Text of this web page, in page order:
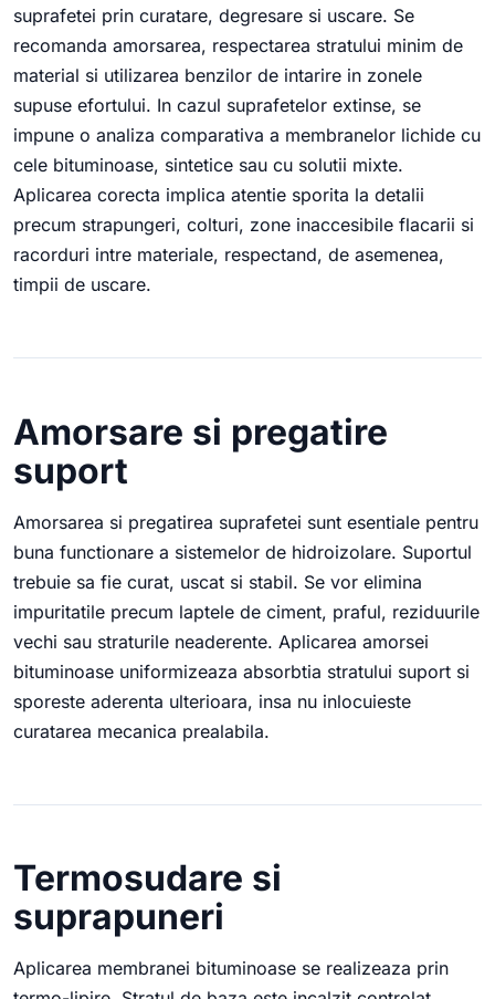
suprafetei prin curatare, degresare si uscare. Se
recomanda amorsarea, respectarea stratului minim de
material si utilizarea benzilor de intarire in zonele
supuse efortului. In cazul suprafetelor extinse, se
impune o analiza comparativa a membranelor lichide cu
cele bituminoase, sintetice sau cu solutii mixte.
Aplicarea corecta implica atentie sporita la detalii
precum strapungeri, colturi, zone inaccesibile flacarii si
racorduri intre materiale, respectand, de asemenea,
timpii de uscare.
Amorsare si pregatire
suport
Amorsarea si pregatirea suprafetei sunt esentiale pentru
buna functionare a sistemelor de hidroizolare. Suportul
trebuie sa fie curat, uscat si stabil. Se vor elimina
impuritatile precum laptele de ciment, praful, reziduurile
vechi sau straturile neaderente. Aplicarea amorsei
bituminoase uniformizeaza absorbtia stratului suport si
sporeste aderenta ulterioara, insa nu inlocuieste
curatarea mecanica prealabila.
Termosudare si
suprapuneri
Aplicarea membranei bituminoase se realizeaza prin